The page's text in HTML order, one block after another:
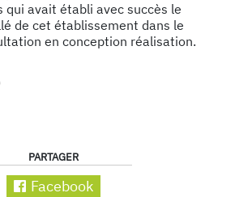
qui avait établi avec succès le
de cet établissement dans le
en conception réalisation.
PARTAGER
Facebook